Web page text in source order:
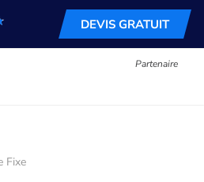
DEVIS GRATUIT
Partenaire
Fixe